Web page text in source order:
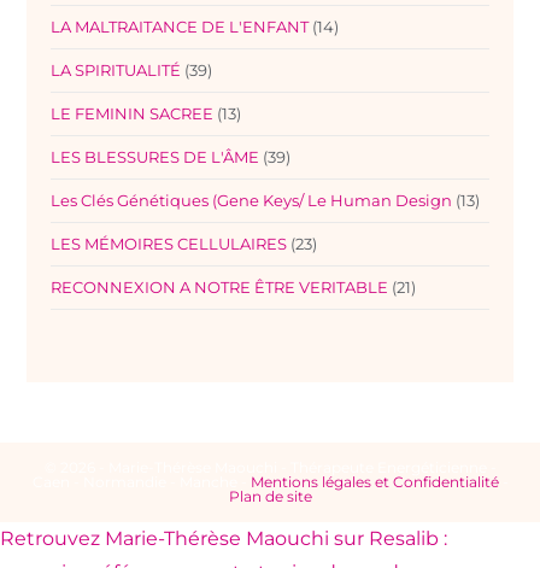
LA MALTRAITANCE DE L'ENFANT (14)
LA SPIRITUALITÉ (39)
LE FEMININ SACREE (13)
LES BLESSURES DE L'ÂME (39)
Les Clés Génétiques (Gene Keys/ Le Human Design (13)
LES MÉMOIRES CELLULAIRES (23)
RECONNEXION A NOTRE ÊTRE VERITABLE (21)
Mentions légales et Confidentialité-
Plan de site
Retrouvez Marie-Thérèse Maouchi sur Resalib :